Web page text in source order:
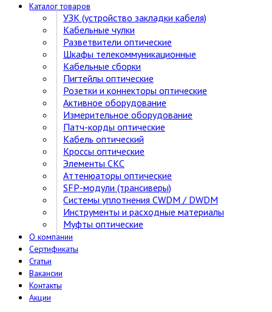
Каталог товаров
УЗК (устройство закладки кабеля)
Кабельные чулки
Разветвители оптические
Шкафы телекоммуникационные
Кабельные сборки
Пигтейлы оптические
Розетки и коннекторы оптические
Активное оборудование
Измерительное оборудование
Патч-корды оптические
Кабель оптический
Кроссы оптические
Элементы СКС
Аттенюаторы оптические
SFP-модули (трансиверы)
Cистемы уплотнения CWDM / DWDM
Инструменты и расходные материалы
Муфты оптические
О компании
Сертификаты
Статьи
Вакансии
Контакты
Акции